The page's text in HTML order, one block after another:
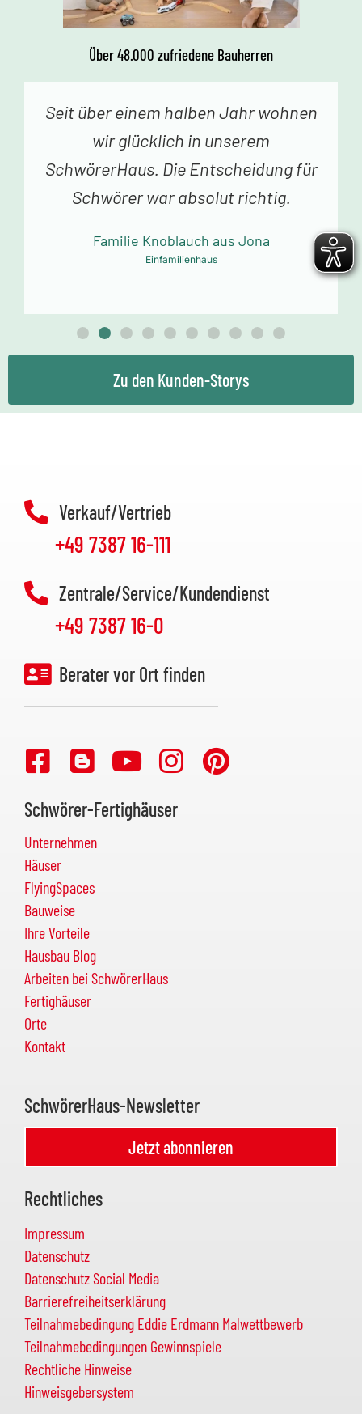
Über 48.000 zufriedene Bauherren
Vor einer Woche erhielten wir den
Schlüssel zu unserem Traumhaus.
Jedes Betreten begeistert uns. Vielen
Dank an das Schwörer-Team für die
Familie Mollowitz aus Eitorf-Mühleip
Zu den Kunden-Storys
Verkauf/Vertrieb
+49 7387 16-111
Zentrale/Service/Kundendienst
+49 7387 16-0
Berater vor Ort finden
Schwörer-Fertighäuser
Unternehmen
Häuser
FlyingSpaces
Bauweise
Ihre Vorteile
Hausbau Blog
Arbeiten bei SchwörerHaus
Fertighäuser
Orte
Kontakt
SchwörerHaus-Newsletter
Jetzt abonnieren
Rechtliches
Impressum
Datenschutz
Datenschutz Social Media
Barrierefreiheitserklärung
Teilnahmebedingung Eddie Erdmann Malwettbewerb
Teilnahmebedingungen Gewinnspiele
Rechtliche Hinweise
Hinweisgebersystem